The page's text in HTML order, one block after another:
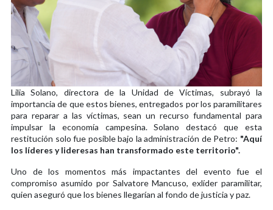
Lilia Solano, directora de la Unidad de Víctimas, subrayó la
importancia de que estos bienes, entregados por los paramilitares
para reparar a las víctimas, sean un recurso fundamental para
impulsar la economía campesina. Solano destacó que esta
restitución solo fue posible bajo la administración de Petro: "Aquí
los líderes y lideresas han transformado este territorio".
Uno de los momentos más impactantes del evento fue el
compromiso asumido por Salvatore Mancuso, exlíder paramilitar,
quien aseguró que los bienes llegarían al fondo de justicia y paz.